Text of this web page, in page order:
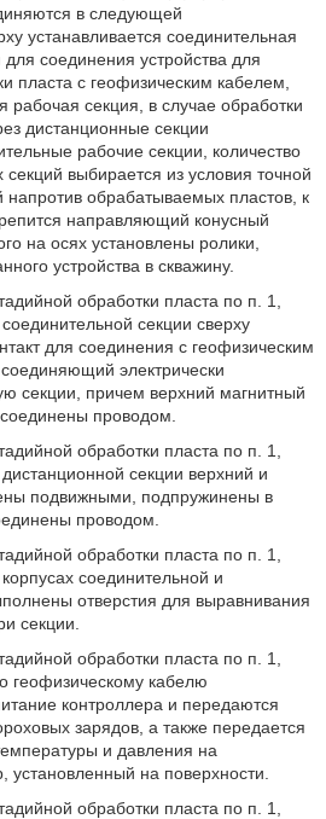
в следующей
устанавливается соединительная
соединения устройства для
пласта с геофизическим кабелем,
рабочая секция, в случае обработки
дистанционные секции
рабочие секции, количество
выбирается из условия точной
напротив обрабатываемых пластов, к
направляющий конусный
на осях установлены ролики,
устройства в скважину.
обработки пласта по п. 1,
секции сверху
для соединения с геофизическим
соединяющий электрически
секции, причем верхний магнитный
проводом.
обработки пласта по п. 1,
секции верхний и
подвижными, подпружинены в
проводом.
обработки пласта по п. 1,
соединительной и
отверстия для выравнивания
секции.
обработки пласта по п. 1,
геофизическому кабелю
контроллера и передаются
зарядов, а также передается
и давления на
на поверхности.
обработки пласта по п. 1,